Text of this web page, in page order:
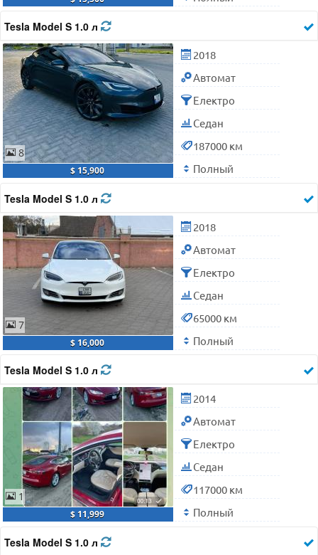
Tesla Model S 1.0 л
8
$ 15,900
2018
Автомат
Електро
Седан
187000 км
Полный
Tesla Model S 1.0 л
7
$ 16,000
2018
Автомат
Електро
Седан
65000 км
Полный
Tesla Model S 1.0 л
1
$ 11,999
2014
Автомат
Електро
Седан
117000 км
Полный
Tesla Model S 1.0 л